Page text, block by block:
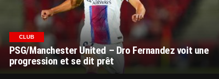
CLUB
PSG/Manchester United – Dro Fernandez voit une
progression et se dit prêt